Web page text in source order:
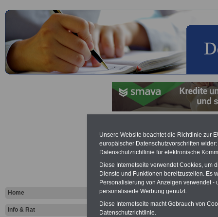
Home
Info & Rat
Krankenversicherung
Unsere Website beachtet die Richtlinie zur
europäischer Datenschutzvorschriften
Datenschutzrichtlinie für elektronische
Diese Internetseite verwendet Cookies, um
Dienste und Funktionen bereitzustellen. Es
Personalisierung von Anzeigen verwendet
personalisierte Werbung genutzt.
Diese Internetseite macht Gebrauch von
Datenschutzrichtlinie.